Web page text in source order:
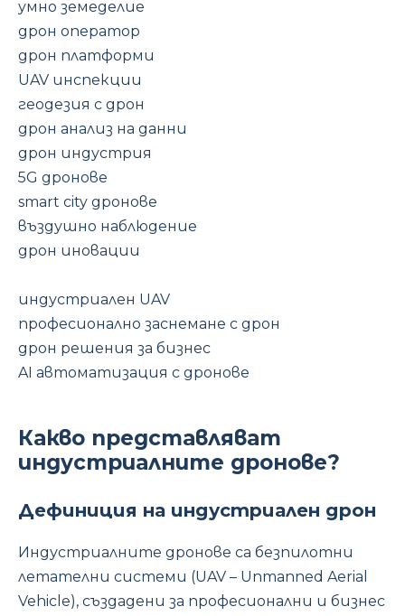
умно земеделие
дрон оператор
дрон платформи
UAV инспекции
геодезия с дрон
дрон анализ на данни
дрон индустрия
5G дронове
smart city дронове
въздушно наблюдение
дрон иновации
индустриален UAV
професионално заснемане с дрон
дрон решения за бизнес
AI автоматизация с дронове
Какво представляват
индустриалните дронове?
Дефиниция на индустриален дрон
Индустриалните дронове са безпилотни
летателни системи (UAV – Unmanned Aerial
Vehicle), създадени за професионални и бизнес